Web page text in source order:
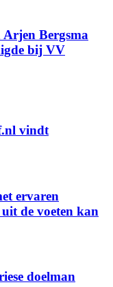
Arjen Bergsma
bij VV
vindt
ervaren
de voeten kan
doelman